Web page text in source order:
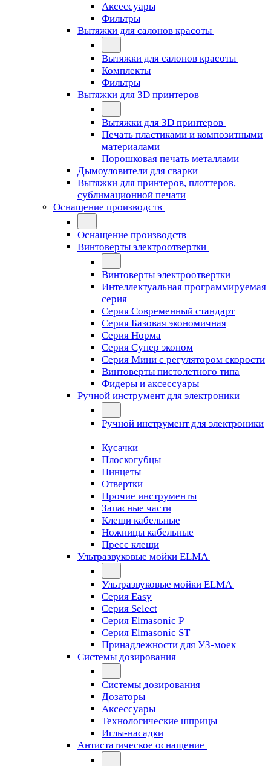
Аксессуары
Фильтры
Вытяжки для салонов красоты
Вытяжки для салонов красоты
Комплекты
Фильтры
Вытяжки для 3D принтеров
Вытяжки для 3D принтеров
Печать пластиками и композитными
материалами
Порошковая печать металлами
Дымоуловители для сварки
Вытяжки для принтеров, плоттеров,
сублимационной печати
Оснащение производств
Оснащение производств
Винтоверты электроотвертки
Винтоверты электроотвертки
Интеллектуальная программируемая
серия
Серия Современный стандарт
Серия Базовая экономичная
Серия Норма
Серия Cупер эконом
Серия Мини с регулятором скорости
Винтоверты пистолетного типа
Фидеры и аксессуары
Ручной инструмент для электроники
Ручной инструмент для электроники
Кусачки
Плоскогубцы
Пинцеты
Отвертки
Прочие инструменты
Запасные части
Клещи кабельные
Ножницы кабельные
Пресс клещи
Ультразвуковые мойки ELMA
Ультразвуковые мойки ELMA
Серия Easy
Серия Select
Серия Elmasonic P
Серия Elmasonic ST
Принадлежности для УЗ-моек
Системы дозирования
Системы дозирования
Дозаторы
Аксессуары
Технологические шприцы
Иглы-насадки
Антистатическое оснащение